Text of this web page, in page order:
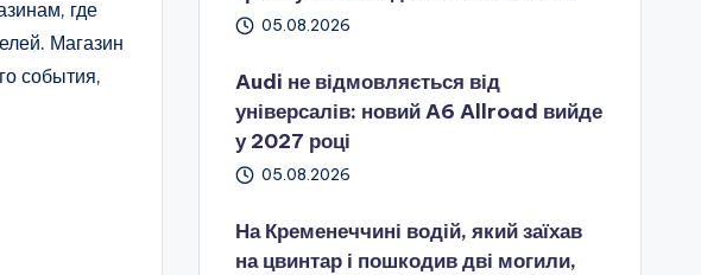
где
Магазин
события,
05.08.2026
Audi не відмовляється від
універсалів: новий A6 Allroad вийде
у 2027 році
05.08.2026
На Кременеччині водій, який заїхав
на цвинтар і пошкодив дві могили,